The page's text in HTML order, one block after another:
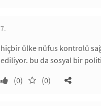
7.
hiçbir ülke nüfus kontrolü
ediliyor. bu da sosyal bir
(0)
(0)